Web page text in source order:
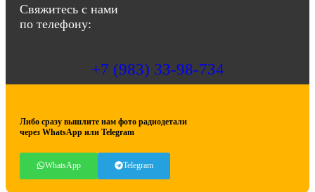
Свяжитесь с нами
по телефону:
+7 (983) 33-98-734
Либо сразу вышлите нам фото радиодетали
через WhatsApp или Telegram
WhatsApp Telegram